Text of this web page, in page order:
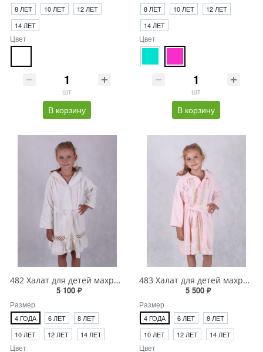
8 ЛЕТ 10 ЛЕТ
12 ЛЕТ
14 ЛЕТ
Цвет
шт
В корзину
8 ЛЕТ 10 ЛЕТ
12 ЛЕТ
14 ЛЕТ
Цвет
шт
В корзину
482 Халат для детей махровый
5 100 ₽
Размер
4 ГОДА 6 ЛЕТ
8 ЛЕТ
10 ЛЕТ
12 ЛЕТ 14 ЛЕТ
Цвет
483 Халат для детей махровый
5 500 ₽
Размер
4 ГОДА 6 ЛЕТ
8 ЛЕТ
10 ЛЕТ
12 ЛЕТ 14 ЛЕТ
Цвет